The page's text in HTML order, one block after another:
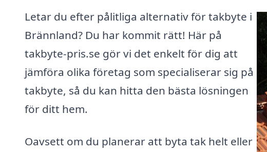
Letar du efter pålitliga alternativ för takbyte i
Brännland? Du har kommit rätt! Här på
takbyte-pris.se gör vi det enkelt för dig att
jämföra olika företag som specialiserar sig på
takbyte, så du kan hitta den bästa lösningen
för ditt hem.
Oavsett om du planerar att byta tak helt eller